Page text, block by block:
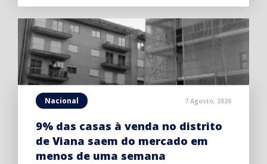
Nacional 7 Agosto, 2026
9% das casas à venda no distrito
de Viana saem do mercado em
menos de uma semana